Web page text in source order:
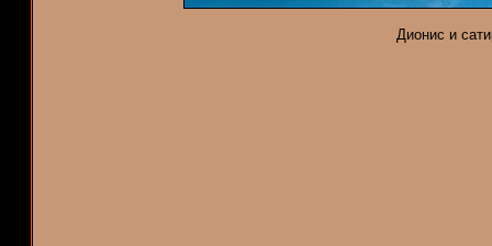
Дионис и